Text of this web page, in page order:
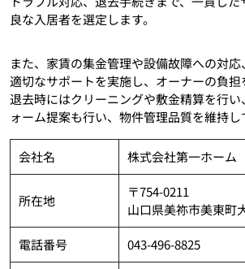
良な入居者を選定します。
また、家賃の集金管理や設備故障への対
適切なサポートを実施し、オーナーの負担
退去時にはクリーニングや敷金精算を行
ォーム提案も行い、物件管理品質を維持し
会社名 株式会社第一ホーム
所在地
〒754-0211
山口県美祢市美東町
電話番号 043-496-8825